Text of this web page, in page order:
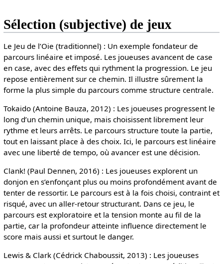
Sélection (subjective) de jeux
Le Jeu de l’Oie (traditionnel) : Un exemple fondateur de
parcours linéaire et imposé. Les joueuses avancent de case
en case, avec des effets qui rythment la progression. Le jeu
repose entièrement sur ce chemin. Il illustre sûrement la
forme la plus simple du parcours comme structure centrale.
Tokaido (Antoine Bauza, 2012) : Les joueuses progressent le
long d’un chemin unique, mais choisissent librement leur
rythme et leurs arrêts. Le parcours structure toute la partie,
tout en laissant place à des choix. Ici, le parcours est linéaire
avec une liberté de tempo, où avancer est une décision.
Clank! (Paul Dennen, 2016) : Les joueuses explorent un
donjon en s’enfonçant plus ou moins profondément avant de
tenter de ressortir. Le parcours est à la fois choisi, contraint et
risqué, avec un aller-retour structurant. Dans ce jeu, le
parcours est exploratoire et la tension monte au fil de la
partie, car la profondeur atteinte influence directement le
score mais aussi et surtout le danger.
Lewis & Clark (Cédrick Chaboussit, 2013) : Les joueuses